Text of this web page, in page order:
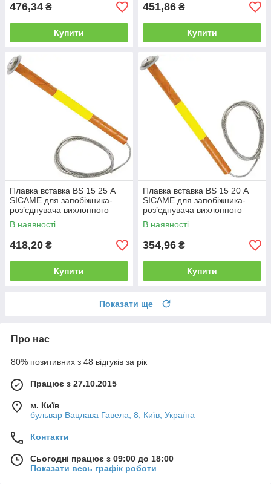
476,34 ₴
Купити
451,86 ₴
Купити
Плавка вставка BS 15 25 А
SICAME для запобіжника-
роз’єднувача вихлопного
типу, нитка запобіжника
В наявності
418,20 ₴
Купити
Плавка вставка BS 15 20 А
SICAME для запобіжника-
роз’єднувача вихлопного
типу, нитка запобіжника
В наявності
354,96 ₴
Купити
Показати ще
Про нас
80% позитивних з 48 відгуків за рік
Працює з 27.10.2015
м. Київ
бульвар Вацлава Гавела, 8, Київ, Україна
Контакти
Сьогодні працює з 09:00 до 18:00
Показати весь графік роботи